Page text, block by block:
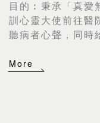
目的︰ 秉承「真愛
訓心靈大使前往醫
聽病者心聲，同時
More